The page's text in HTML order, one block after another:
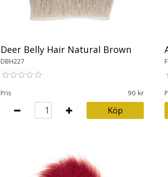
Deer Belly Hair Natural Brown
DBH227
Pris 90
Köp